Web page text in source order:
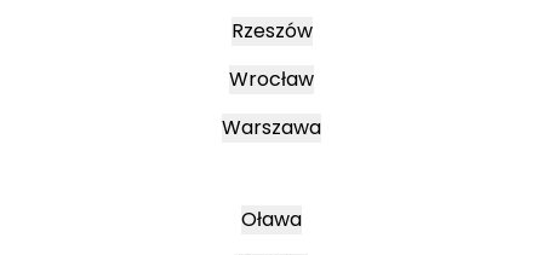
Rzeszów
Wrocław
Warszawa
Oława